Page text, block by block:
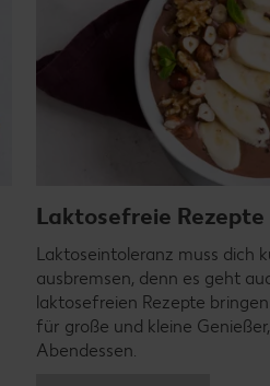
Laktosefreie Rezepte
Laktoseintoleranz muss dich
ausbremsen, denn es geht
laktosefreien Rezepte
für große und kleine
Abendessen.